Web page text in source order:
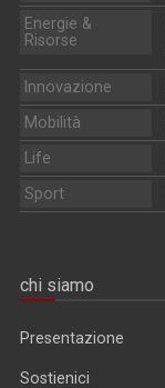
Energie &
Risorse
Innovazione
Mobilità
Life
Sport
chi siamo
Presentazione
Sostienici